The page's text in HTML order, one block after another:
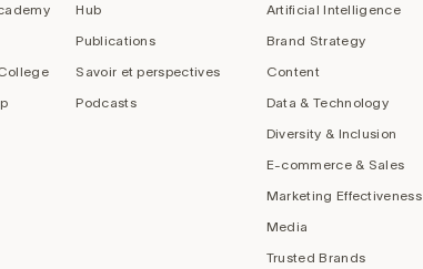
Hub
Publications
Savoir et perspectives
Podcasts
Artificial Intelligence
Brand Strategy
Content
Data & Technology
Diversity & Inclusion
E-commerce & Sales
Marketing Effectiveness
Media
Trusted Brands